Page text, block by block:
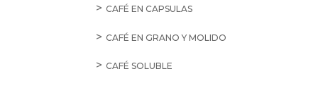
CAFÉ EN CAPSULAS
CAFÉ EN GRANO Y MOLIDO
CAFÉ SOLUBLE